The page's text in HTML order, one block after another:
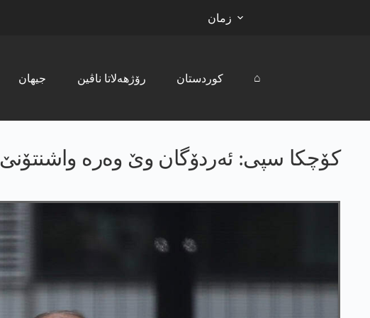
زمان
جیھان رۆژھەلاتا ناڤین کوردستان ⌂
كۆچكا سپی: ئه‌ردۆگان وێ وه‌ره‌ واشنتۆنێ